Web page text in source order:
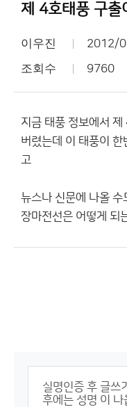
이우진 2012/
조회수 9760
지금 태풍 정보에서
버렸는데 이 태풍이
고
뉴스나 신문에 나올
장마전선은 어떻게 되